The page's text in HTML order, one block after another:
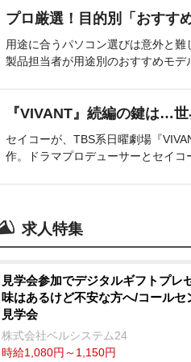
プロ厳選！目的別「おすす
用途に合うパソコン選びは意外と
製品担当者が用途別のおすすめモデ
『VIVANT』続編の鍵は…
セイコーが、TBS系日曜劇場『
作。ドラマプロデューサーとセイコ
求人特集
見学会参加でデジタルギフトプレ
味はあるけど不安な方へ/コールセ
見学会
株式会社ベルシステム24
時給1,080円～1,150円